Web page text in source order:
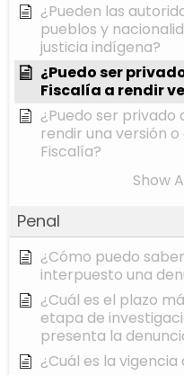
¿Pueden las
pueblos y
justicia indígena?
¿Puedo ser
Fiscalía a rendir
¿Puedo ser
rendir una versión
Fiscalía?
Show
Penal
¿Cómo puedo
interpuesto una
¿Cuál es el plazo
etapa de
presenta la
¿Cuál es la